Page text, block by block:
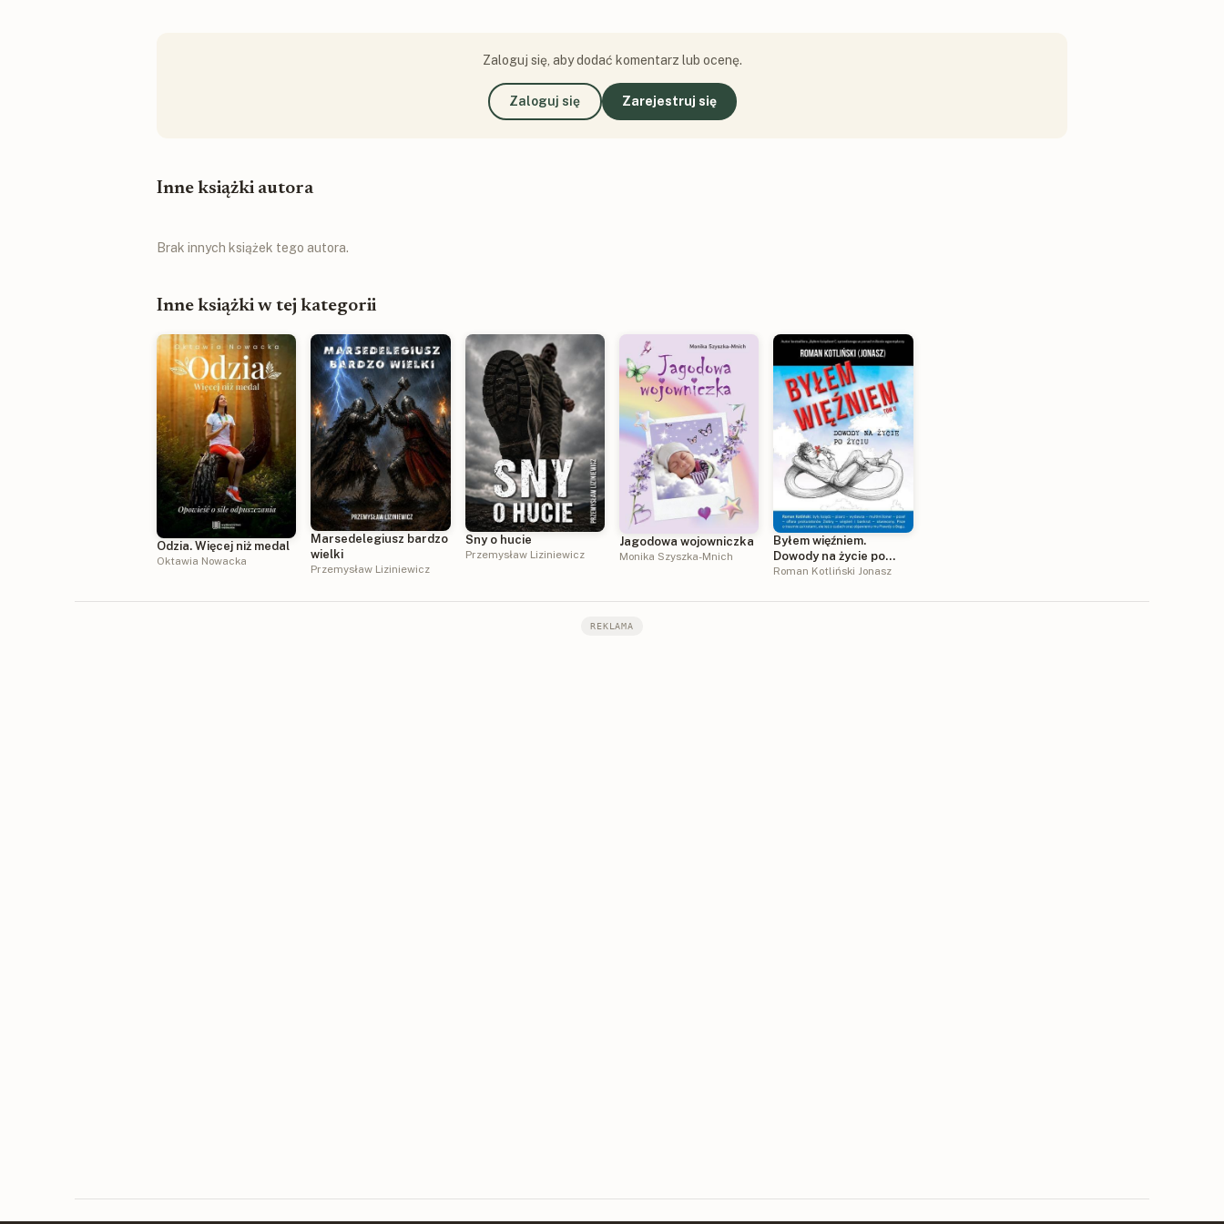
Zaloguj się, aby dodać komentarz lub ocenę.
Zaloguj się Zarejestruj się
Inne książki autora
Brak innych książek tego autora.
Inne książki w tej kategorii
Odzia. Więcej niż medal
Oktawia Nowacka
Marsedelegiusz bardzo
wielki
Przemysław Liziniewicz
Sny o hucie
Przemysław Liziniewicz
Jagodowa wojowniczka
Monika Szyszka-Mnich
Byłem więźniem.
Dowody na życie po
życiu
Roman Kotliński Jonasz
REKLAMA